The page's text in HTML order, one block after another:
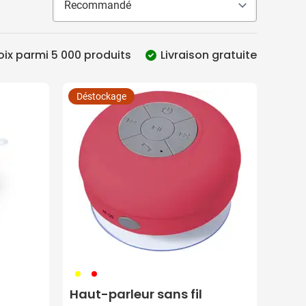
:
:
parmi 5 000 produits Livraison gratuite
006 008
Haut-parleur sans fil
Déstockage